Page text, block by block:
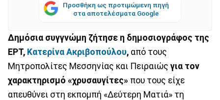
Προσθήκη ως προτιμώμενη πηγή
στα αποτελέσματα Google
Δημόσια συγγνώμη ζήτησε η δημοσιογράφος της
ΕΡΤ, Κατερίνα Ακριβοπούλου, από τους
Μητροπολίτες Μεσσηνίας και Πειραιώς για τον
χαρακτηρισμό «χρυσαυγίτες» που τους είχε
απευθύνει στη εκπομπή «Δεύτερη Ματιά» τη